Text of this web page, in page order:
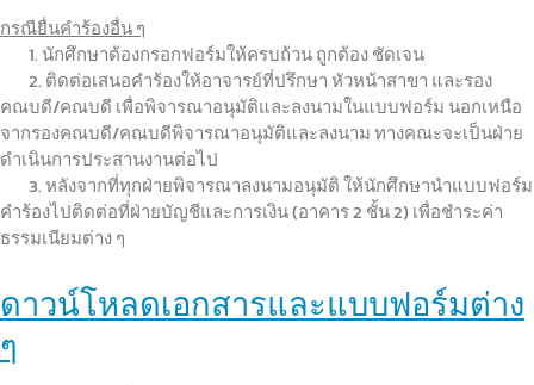
กรณียื่นคำร้องอื่น ๆ
1. นักศึกษาต้องกรอกฟอร์มให้ครบถ้วน ถูกต้อง ชัดเจน
2. ติดต่อเสนอคำร้องให้อาจารย์ที่ปรึกษา หัวหน้าสาขา และรอง
คณบดี/คณบดี เพื่อพิจารณาอนุมัติและลงนามในแบบฟอร์ม นอกเหนือ
จากรองคณบดี/คณบดีพิจารณาอนุมัติและลงนาม ทางคณะจะเป็นฝ่าย
ดำเนินการประสานงานต่อไป
3. หลังจากที่ทุกฝ่ายพิจารณาลงนามอนุมัติ ให้นักศึกษานำแบบฟอร์ม
คำร้องไปติดต่อที่ฝ่ายบัญชีและการเงิน (อาคาร 2 ชั้น 2) เพื่อชำระค่า
ธรรมเนียมต่าง ๆ
ดาวน์โหลดเอกสารและแบบฟอร์มต่าง
ๆ